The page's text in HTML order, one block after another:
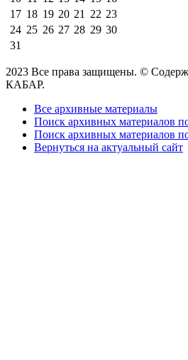
17 18 19 20 21 22 23
24 25 26 27 28 29 30
31
2023 Все права защищены. ©
КАБАР.
Все архивные материалы
Поиск архивных материалов
Поиск архивных материалов
Вернуться на актуальный сайт